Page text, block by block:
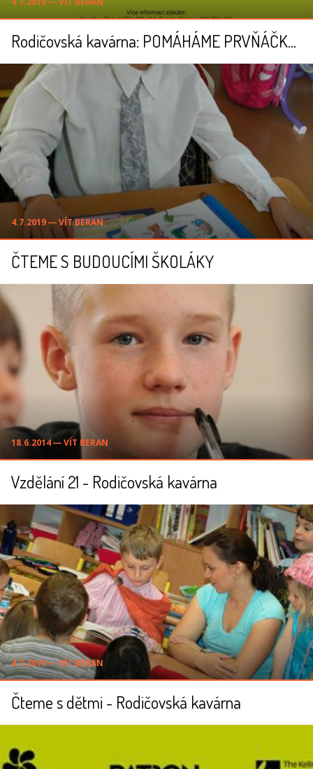
Rodičovská kavárna: POMÁHÁME PRVŇÁČKŮM
4.7.2019 ― VÍT BERAN
ČTEME S BUDOUCÍMI ŠKOLÁKY
18.6.2014 ― VÍT BERAN
Vzdělání 21 - Rodičovská kavárna
4.7.2019 ― VÍT BERAN
Čteme s dětmi - Rodičovská kavárna